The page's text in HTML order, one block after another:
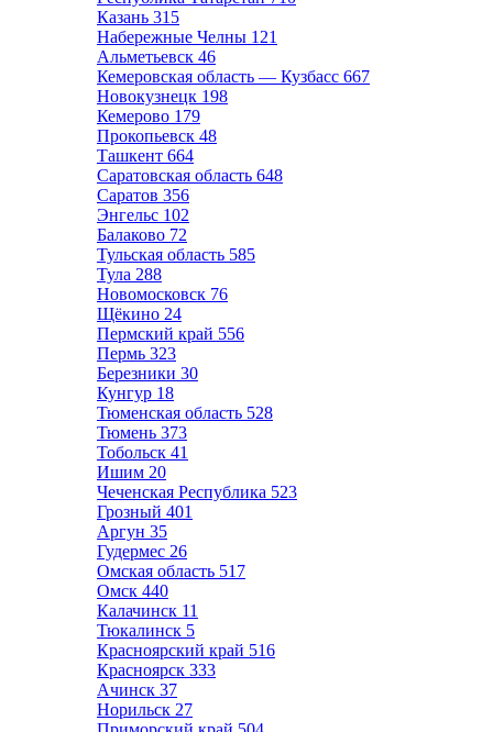
Казань 315
Набережные Челны 121
Альметьевск 46
Кемеровская область — Кузбасс 667
Новокузнецк 198
Кемерово 179
Прокопьевск 48
Ташкент 664
Саратовская область 648
Саратов 356
Энгельс 102
Балаково 72
Тульская область 585
Тула 288
Новомосковск 76
Щёкино 24
Пермский край 556
Пермь 323
Березники 30
Кунгур 18
Тюменская область 528
Тюмень 373
Тобольск 41
Ишим 20
Чеченская Республика 523
Грозный 401
Аргун 35
Гудермес 26
Омская область 517
Омск 440
Калачинск 11
Тюкалинск 5
Красноярский край 516
Красноярск 333
Ачинск 37
Норильск 27